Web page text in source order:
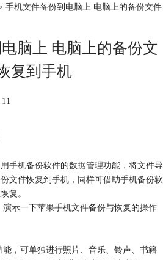
手机文件备份到电脑上 电脑上的备份文件
脑上 电脑上的备份文
复到手机
手机备份软件的数据管理功能，将文件导
文件恢复到手机，同样可借助手机备份软
复。
示一下苹果手机文件备份与恢复的操作
，可单独进行照片、音乐、铃声、书籍